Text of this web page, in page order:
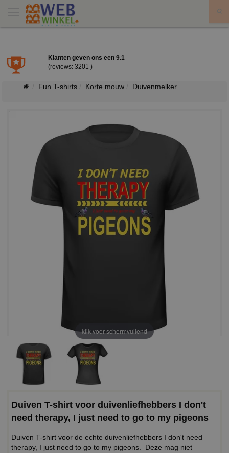
Klanten geven ons een 9.1
(reviews: 3201 )
Fun T-shirts Korte mouw Duivenmelker
klik voor schermvullend
Duiven T-shirt voor duivenliefhebbers I don't
need therapy, I just need to go to my pigeons
Duiven T-shirt voor de echte duivenliefhebbers I don't need
therapy, I just need to go to my pigeons. Deze mag niet